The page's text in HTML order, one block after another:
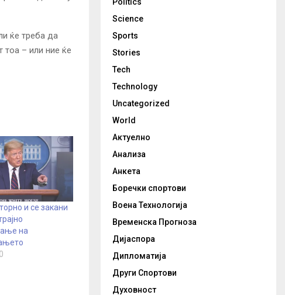
ќе треба да
тоа – или ние ќе
и се закани
на
Science
Sports
Stories
Tech
Technology
Uncategorized
World
Актуелно
Анализа
Анкета
Боречки спортови
Воена Технологија
Временска Прогноза
Дијаспора
Дипломатија
Други Спортови
Духовност